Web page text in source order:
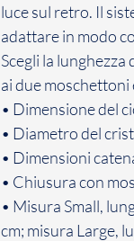
luce sul retro. Il
adattare in modo
Scegli la
ai due moschettoni
• Dimensione del
• Diametro del
• Dimensioni
• Chiusura con
• Misura Small,
cm; misura Large,